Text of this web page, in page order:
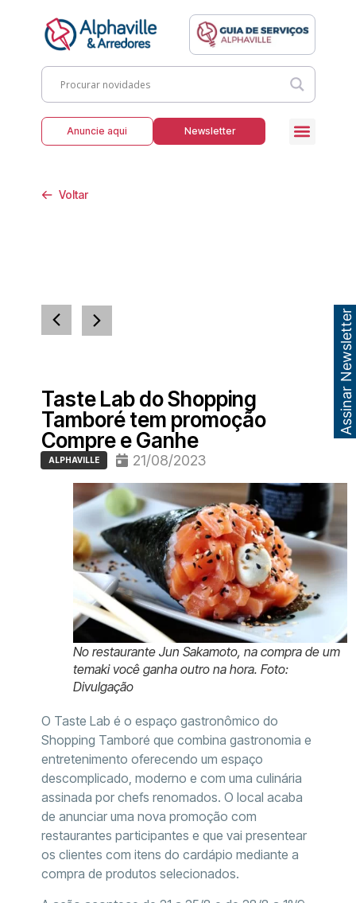
Anuncie aqui Newsletter
Voltar
Taste Lab do Shopping
Tamboré tem promoção
Compre e Ganhe
ALPHAVILLE 21/08/2023
No restaurante Jun Sakamoto, na compra de um
temaki você ganha outro na hora. Foto:
Divulgação
O Taste Lab é o espaço gastronômico do
Shopping Tamboré que combina gastronomia e
entretenimento oferecendo um espaço
descomplicado, moderno e com uma culinária
assinada por chefs renomados. O local acaba
de anunciar uma nova promoção com
restaurantes participantes e que vai presentear
os clientes com itens do cardápio mediante a
compra de produtos selecionados.
Assinar Newsletter